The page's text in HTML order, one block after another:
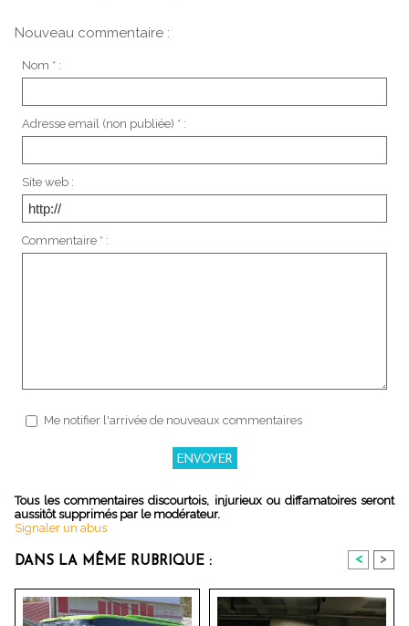
Nouveau commentaire :
Nom * :
Adresse email (non publiée) * :
Site web :
Commentaire * :
Me notifier l'arrivée de nouveaux commentaires
Tous les commentaires discourtois, injurieux ou diffamatoires seront
aussitôt supprimés par le modérateur.
Signaler un abus
DANS LA MÊME RUBRIQUE : < >